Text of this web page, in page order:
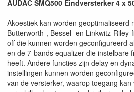
AUDAC SMQ500 Eindversterker 4 x
Akoestiek kan worden geoptimaliseerd
Butterworth-, Bessel- en Linkwitz-
off die kunnen worden geconfigureerd
en de 7-bands equalizer die instelbare
heeft. Andere functies zijn delay en
instellingen kunnen worden
van de versterker, waarop toegang